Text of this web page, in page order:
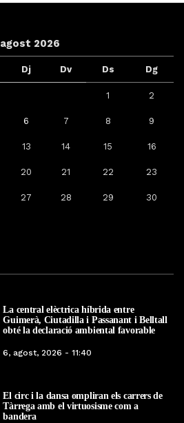
agost 2026
Dj Dv Ds Dg
1 2
6 7 8 9
13 14 15 16
20 21 22 23
27 28 29 30
La central elèctrica híbrida entre
Guimerà, Ciutadilla i Passanant i Belltall
obté la declaració ambiental favorable
6, agost, 2026 - 11:40
El circ i la dansa ompliran els carrers de
Tàrrega amb el virtuosisme com a
bandera